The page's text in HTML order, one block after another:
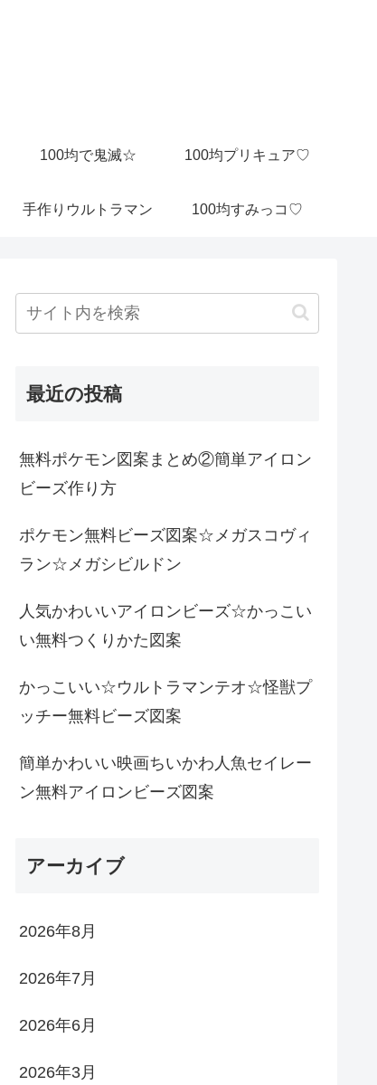
100均で鬼滅☆ 100均プリキュア♡
手作りウルトラマン 100均すみっコ♡
最近の投稿
無料ポケモン図案まとめ②簡単アイロン
ビーズ作り方
ポケモン無料ビーズ図案☆メガスコヴィ
ラン☆メガシビルドン
人気かわいいアイロンビーズ☆かっこい
い無料つくりかた図案
かっこいい☆ウルトラマンテオ☆怪獣プ
ッチー無料ビーズ図案
簡単かわいい映画ちいかわ人魚セイレー
ン無料アイロンビーズ図案
アーカイブ
2026年8月
2026年7月
2026年6月
2026年3月